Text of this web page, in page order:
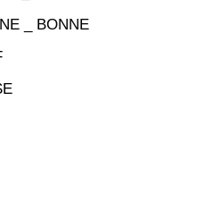
_ BONNE